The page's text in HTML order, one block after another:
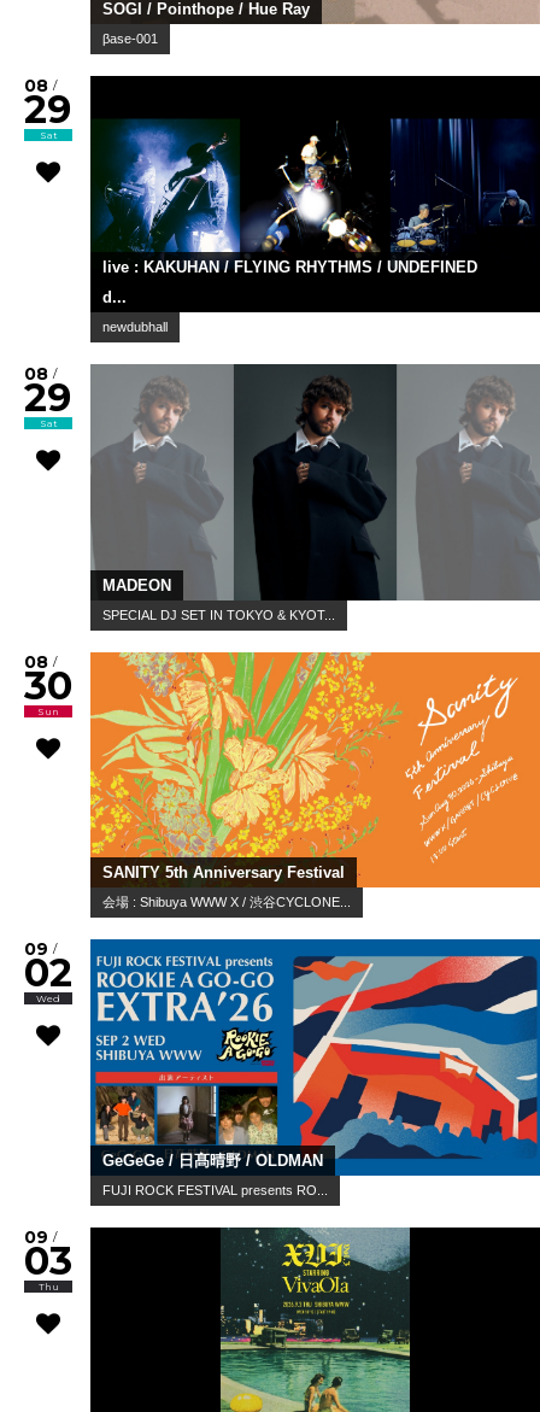
SOGI / Pointhope / Hue Ray
βase-001
08 /
29
Sat
live : KAKUHAN / FLYING RHYTHMS / UNDEFINED
d...
newdubhall
08 /
29
Sat
MADEON
SPECIAL DJ SET IN TOKYO & KYOT...
08 /
30
Sun
SANITY 5th Anniversary Festival
会場 : Shibuya WWW X / 渋谷CYCLONE...
09 /
02
Wed
GeGeGe / 日髙晴野 / OLDMAN
FUJI ROCK FESTIVAL presents RO...
09 /
03
Thu